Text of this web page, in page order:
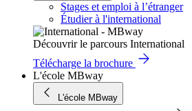
Stages et emploi à l’étranger
Étudier à l'international
Découvrir le parcours International
Télécharge la brochure
L'école MBway
L'école MBway